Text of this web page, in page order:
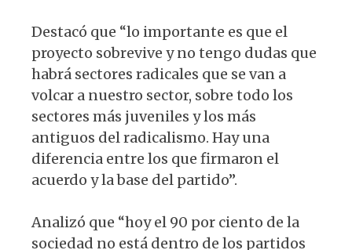
Destacó que “lo importante es que el
proyecto sobrevive y no tengo dudas que
habrá sectores radicales que se van a
volcar a nuestro sector, sobre todo los
sectores más juveniles y los más
antiguos del radicalismo. Hay una
diferencia entre los que firmaron el
acuerdo y la base del partido”.
Analizó que “hoy el 90 por ciento de la
sociedad no está dentro de los partidos